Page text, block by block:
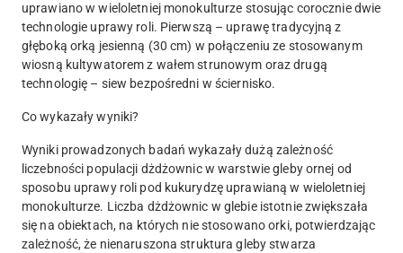
uprawiano w wieloletniej monokulturze stosując corocznie dwie
technologie uprawy roli. Pierwszą – uprawę tradycyjną z
głęboką orką jesienną (30 cm) w połączeniu ze stosowanym
wiosną kultywatorem z wałem strunowym oraz drugą
technologię – siew bezpośredni w ściernisko.
Co wykazały wyniki?
Wyniki prowadzonych badań wykazały dużą zależność
liczebności populacji dżdżownic w warstwie gleby ornej od
sposobu uprawy roli pod kukurydzę uprawianą w wieloletniej
monokulturze. Liczba dżdżownic w glebie istotnie zwiększała
się na obiektach, na których nie stosowano orki, potwierdzając
zależność, że nienaruszona struktura gleby stwarza